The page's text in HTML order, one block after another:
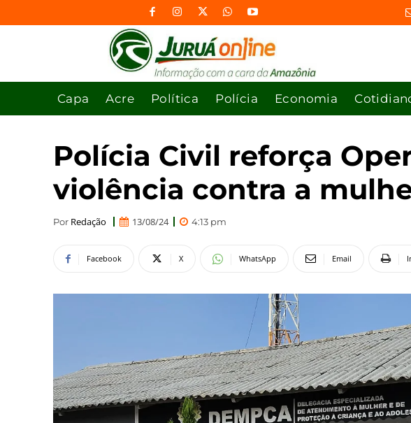
Capa Acre Política Polícia Economia
Polícia Civil reforça
violência contra a
Por Redação 13/08/24 4:13 pm
Facebook X WhatsApp Email